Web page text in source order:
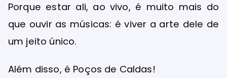
Porque estar ali, ao vivo, é muito mais do
que ouvir as músicas: é viver a arte dele de
um jeito único.
Além disso, é Poços de Caldas!